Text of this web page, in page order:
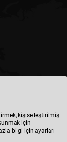
kişiselleştirilmiş
için
bilgi için ayarları